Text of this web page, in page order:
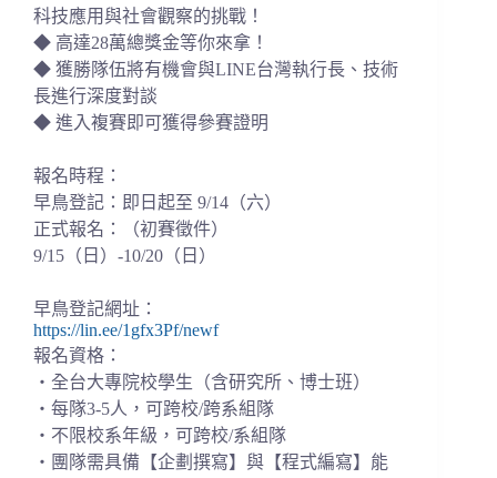
科技應用與社會觀察的挑戰！
◆ 高達28萬總獎金等你來拿！
◆ 獲勝隊伍將有機會與LINE台灣執行長、技術
長進行深度對談
◆ 進入複賽即可獲得參賽證明
報名時程：
早鳥登記：即日起至 9/14（六）
正式報名：
（初賽徵件）
9/15 （日） -10/20（日）
早鳥登記網址：
https://lin.ee/1gfx3Pf/newf
報名資格：
・全台大專院校學生 （含研究所、博士班）
・每隊3-5人，可跨校/跨系組隊
・不限校系年級，可跨校/系組隊
・團隊需具備【企劃撰寫】與【程式編寫】能